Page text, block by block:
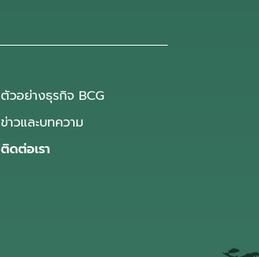
ตัวอย่างธุรกิจ BCG
ข่าวและบทความ
ติดต่อเรา